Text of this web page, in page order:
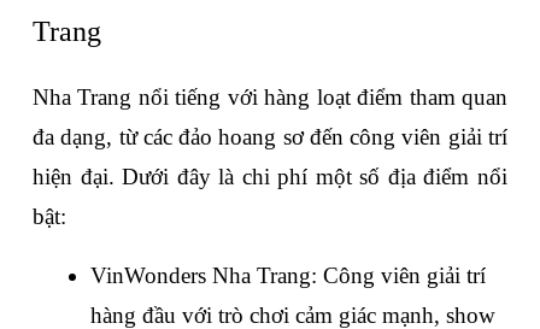
Trang
Nha Trang nổi tiếng với hàng loạt điểm tham quan
đa dạng, từ các đảo hoang sơ đến công viên giải trí
hiện đại. Dưới đây là chi phí một số địa điểm nổi
bật:
VinWonders Nha Trang: Công viên giải trí
hàng đầu với trò chơi cảm giác mạnh, show